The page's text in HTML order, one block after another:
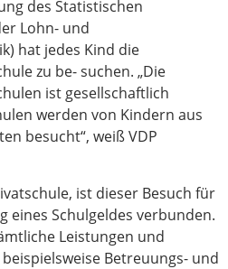
des Statistischen
Lohn- und
hat jedes Kind die
zu be- suchen. „Die
ist gesellschaftlich
werden von Kindern aus
besucht“, weiß VDP
ist dieser Besuch für
eines Schulgeldes verbunden.
Leistungen und
Betreuungs- und